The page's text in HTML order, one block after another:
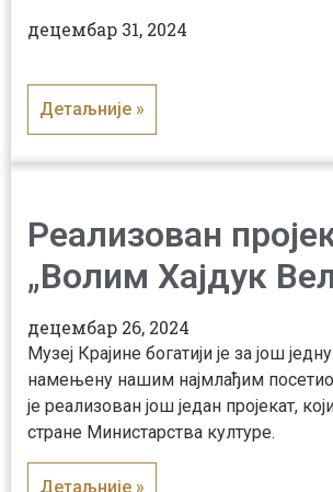
децембар 31, 2024
Детаљније »
Реализован
„Волим Хајдук
децембар 26, 2024
Музеј Крајине богатији је за још
намењену нашим најмлађим
је реализован још један пројекат,
стране Министарства културе.
Детаљније »